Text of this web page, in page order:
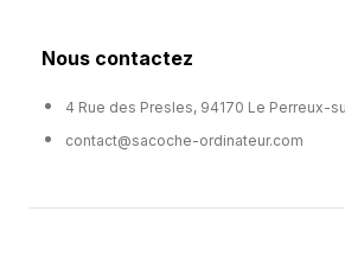
Nous contactez
4 Rue des Presles, 94170 Le Perreux-
contact@sacoche-ordinateur.com